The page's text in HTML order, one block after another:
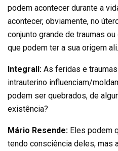
podem acontecer durante a
acontecer, obviamente, no
conjunto grande de traumas
que podem ter a sua origem ali.
Integrall: As feridas e
intrauterino influenciam/
podem ser quebrados, de
existência?
Mário Resende: Eles podem
tendo consciência deles, mas